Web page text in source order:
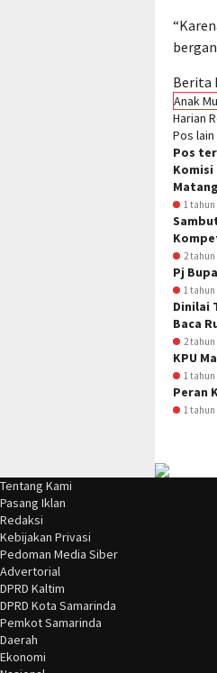
Berita
Anak
Harian
Pos
Pos
Komisi
Matang
1
2
Pj
1
Dinilai
Baca
2
KPU
1
Peran
1
Tentang Kami
Pasang Iklan
Redaksi
Kebijakan Privasi
Pedoman Media Siber
Advertorial
DPRD Kaltim
DPRD Kota Samarinda
Pemkot Samarinda
Daerah
Ekonomi